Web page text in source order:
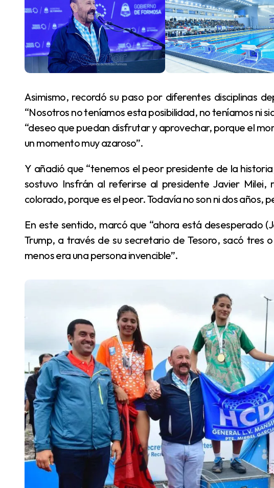
Asimismo, recordó su paso por diferentes disciplinas deportivas durante su juventud y subrayó:
“Nosotros no teníamos esta posibilidad, no teníamos ni
“deseo que puedan disfrutar y aprovechar, porque el
un momento muy azaroso”.
Y añadió que “tenemos el peor presidente de la historia, en el momento más difícil del mundo”,
sostuvo Insfrán al referirse al presidente Javier
colorado, porque es el peor. Todavía no son ni dos años,
En este sentido, marcó que “ahora está desesperado (Javier Milei) y por fin su patrón (Donald)
Trump, a través de su secretario de Tesoro, sacó tres
menos era una persona invencible”.